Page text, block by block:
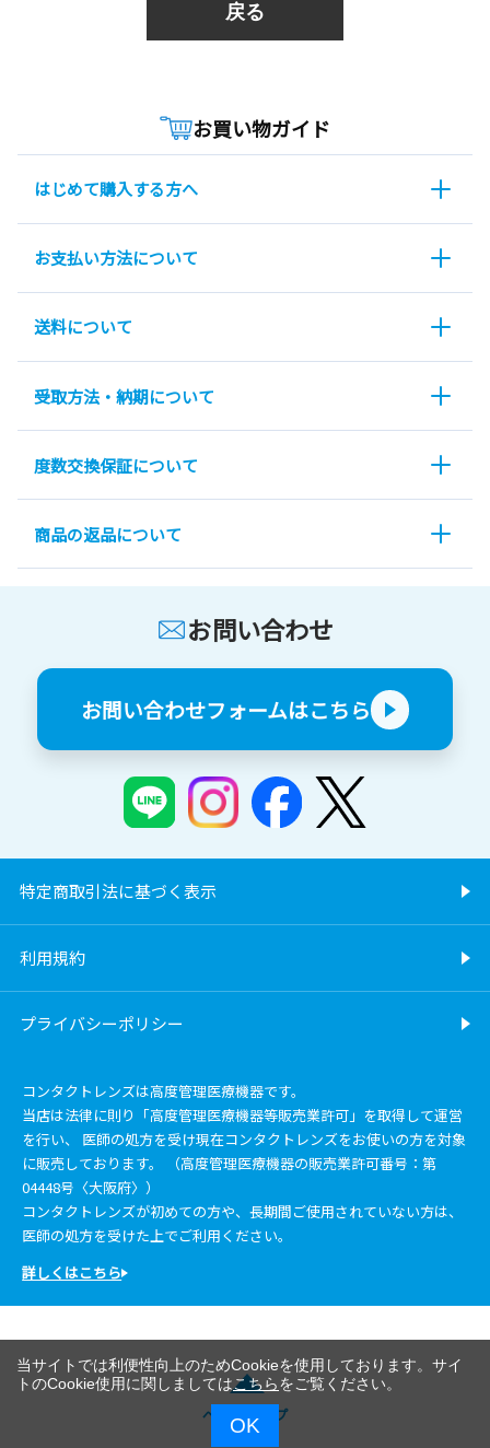
戻る
お買い物ガイド
はじめて購入する方へ
お支払い方法について
送料について
受取方法・納期について
度数交換保証について
商品の返品について
お問い合わせ
お問い合わせフォームはこちら
特定商取引法に基づく表示
利用規約
プライバシーポリシー
コンタクトレンズは高度管理医療機器です。
当店は法律に則り「高度管理医療機器等販売業許可」を取得して運営
を行い、 医師の処方を受け現在コンタクトレンズをお使いの方を対象
に販売しております。 （高度管理医療機器の販売業許可番号：第
04448号〈大阪府〉）
コンタクトレンズが初めての方や、長期間ご使用されていない方は、
医師の処方を受けた上でご利用ください。
詳しくはこちら
ページトップ
当サイトでは利便性向上のためCookieを使用しております。サイ
トのCookie使用に関しましてはこちらをご覧ください。
OK